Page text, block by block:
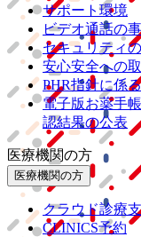
サポート環境
ビデオ通話の
セキュリティ
安心安全への
PHR指針に係
電子版お薬手
認結果の公表
医療機関の方
医療機関の方
クラウド診療
CLINICS予約